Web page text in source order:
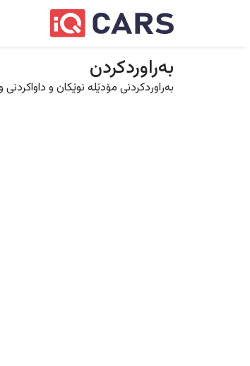
بەراوردکردن
بەراوردکردنی مۆدێلە نوێکان و